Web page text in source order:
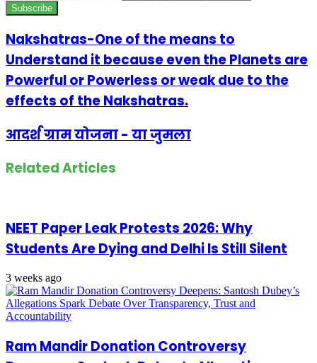
Nakshatras-One of the means to
Understand it because even the Planets are
Powerful or Powerless or weak due to the
effects of the Nakshatras.
आदर्श ग्राम योजना - या जुमला
Related Articles
NEET Paper Leak Protests 2026: Why
Students Are Dying and Delhi Is Still Silent
3 weeks ago
Ram Mandir Donation Controversy